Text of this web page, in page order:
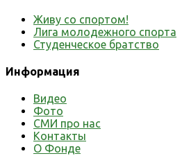
Живу со спортом!
Лига молодежного спорта
Студенческое братство
Информация
Видео
Фото
СМИ про нас
Контакты
О Фонде